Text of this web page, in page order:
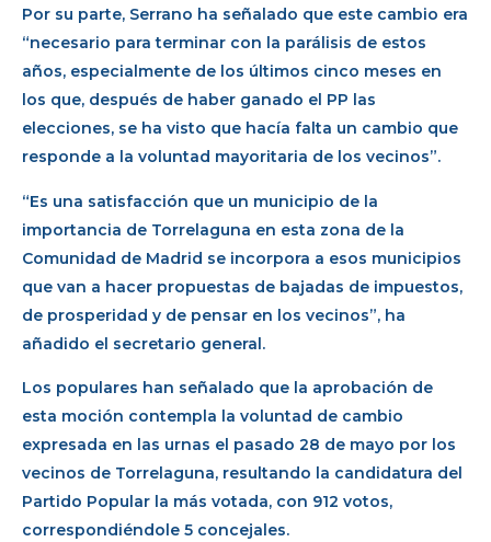
Por su parte, Serrano ha señalado que este cambio era
“necesario para terminar con la parálisis de estos
años, especialmente de los últimos cinco meses en
los que, después de haber ganado el PP las
elecciones, se ha visto que hacía falta un cambio que
responde a la voluntad mayoritaria de los vecinos”.
“Es una satisfacción que un municipio de la
importancia de Torrelaguna en esta zona de la
Comunidad de Madrid se incorpora a esos municipios
que van a hacer propuestas de bajadas de impuestos,
de prosperidad y de pensar en los vecinos”, ha
añadido el secretario general.
Los populares han señalado que la aprobación de
esta moción contempla la voluntad de cambio
expresada en las urnas el pasado 28 de mayo por los
vecinos de Torrelaguna, resultando la candidatura del
Partido Popular la más votada, con 912 votos,
correspondiéndole 5 concejales.